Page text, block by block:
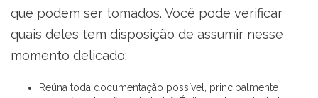
que podem ser tomados. Você pode verificar
quais deles tem disposição de assumir nesse
momento delicado:
Reúna toda documentação possível, principalmente